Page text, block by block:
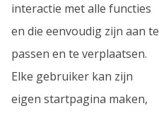
interactie met alle functies
en die eenvoudig zijn aan te
passen en te verplaatsen.
Elke gebruiker kan zijn
eigen startpagina maken,